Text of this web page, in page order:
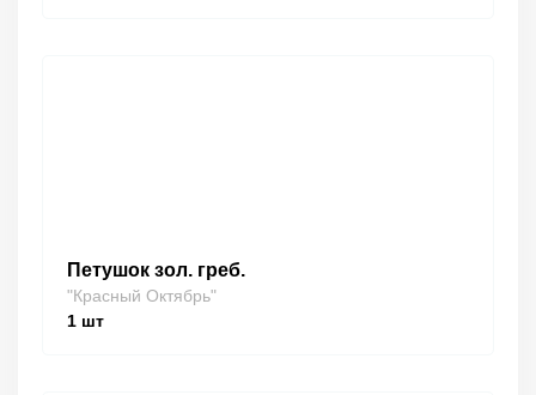
Петушок зол. греб.
"Красный Октябрь"
1 шт